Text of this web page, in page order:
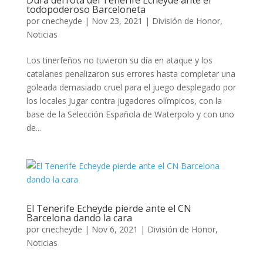
todopoderoso Barceloneta
por cnecheyde | Nov 23, 2021 | División de Honor,
Noticias
Los tinerfeños no tuvieron su día en ataque y los
catalanes penalizaron sus errores hasta completar una
goleada demasiado cruel para el juego desplegado por
los locales Jugar contra jugadores olímpicos, con la
base de la Selección Española de Waterpolo y con uno
de...
El Tenerife Echeyde pierde ante el CN
Barcelona dando la cara
por cnecheyde | Nov 6, 2021 | División de Honor,
Noticias